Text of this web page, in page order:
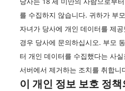
를 수집하지 않습니다. 귀하가 부
자녀가 당사에 개인 데이터를 제
경우 당사에 문의하십시오. 부모
터 개인 데이터를 수집했다는 사
서버에서 제거하는 조치를 취합니
이 개인 정보 보호 정책